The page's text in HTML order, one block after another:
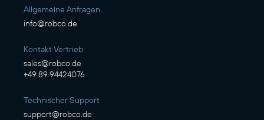
Allgemeine Anfragen
info@robco.de
Kontakt Vertrieb
sales@robco.de
+49 89 94424076
Technischer Support
support@robco.de